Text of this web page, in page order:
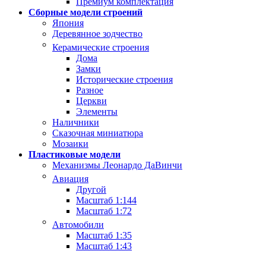
Сборные модели строений
Япония
Деревянное зодчество
Керамические строения
Дома
Замки
Исторические строения
Разное
Церкви
Элементы
Наличники
Сказочная миниатюра
Мозаики
Пластиковые модели
Механизмы Леонардо ДаВинчи
Авиация
Другой
Масштаб 1:144
Масштаб 1:72
Автомобили
Масштаб 1:35
Масштаб 1:43